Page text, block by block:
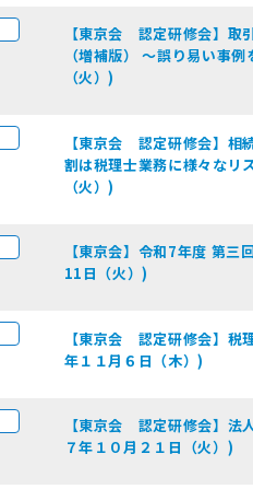
【東京会 認定研修会】取
（増補版） ～誤り易い事
（火）)
【東京会 認定研修会】相
割は税理士業務に様々なリ
（火）)
【東京会】令和7年度 第
11日（火）)
【東京会 認定研修会】税
年１１月６日（木）)
【東京会 認定研修会】法
７年１０月２１日（火）)